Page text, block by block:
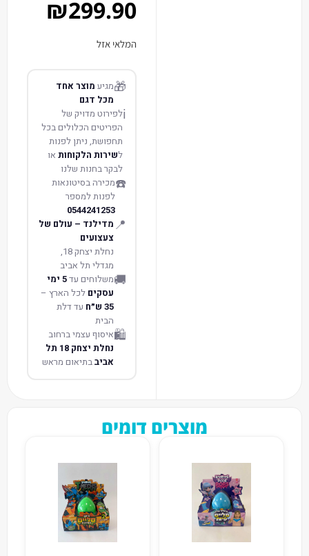
₪299.90
המלאי אזל
🎁מגיע מוצר אחד
מכל דגם
ℹ️לפירוט מדויק של
הפריטים הכלולים בכל
תחפושת, ניתן לפנות
לשירות הלקוחות או
לבקר בחנות שלנו
☎️מכירה בסיטונאות
לפנות למספר
0544241253
📍 מדילנד – עולם של
צעצועים
נחלת יצחק 18,
מגדלי תל אביב
🚚משלוחים עד 5 ימי
עסקים לכל הארץ –
35 ש״ח
עד דלת
הבית
🛍️איסוף עצמי ברחוב
נחלת יצחק 18 תל
אביבבתיאום מראש
מוצרים דומים